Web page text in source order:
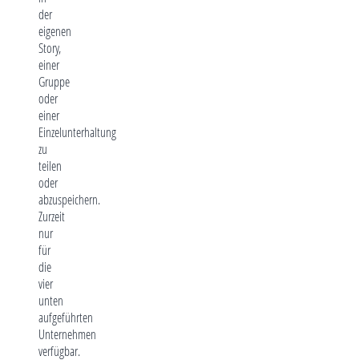
der
eigenen
Story,
einer
Gruppe
oder
einer
Einzelunterhaltung
zu
teilen
oder
abzuspeichern.
Zurzeit
nur
für
die
vier
unten
aufgeführten
Unternehmen
verfügbar.